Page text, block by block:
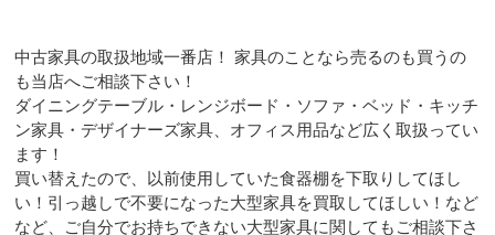
中古家具の取扱地域一番店！ 家具のことなら売るのも買うの
も当店へご相談下さい！
ダイニングテーブル・レンジボード・ソファ・ベッド・キッチ
ン家具・デザイナーズ家具、オフィス用品など広く取扱ってい
ます！
買い替えたので、以前使用していた食器棚を下取りしてほし
い！引っ越しで不要になった大型家具を買取してほしい！など
など、ご自分でお持ちできない大型家具に関してもご相談下さ